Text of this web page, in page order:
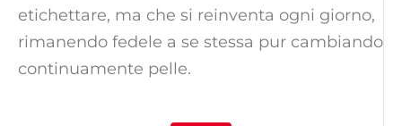
etichettare, ma che si reinventa ogni giorno,
rimanendo fedele a se stessa pur cambiando
continuamente pelle.